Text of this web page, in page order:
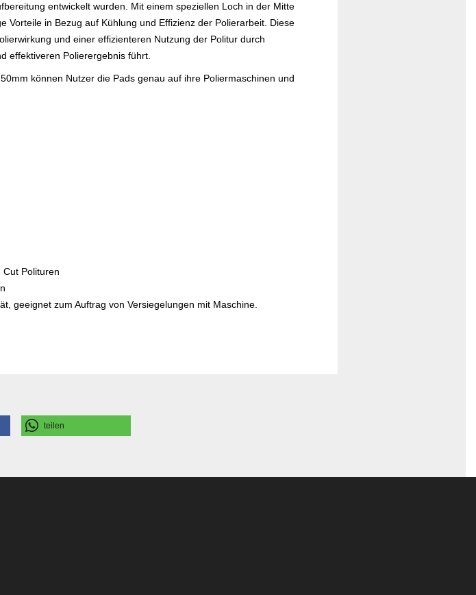
entwickelt wurden. Mit einem speziellen Loch in der Mitte
Vorteile in Bezug auf Kühlung und Effizienz der Polierarbeit. Diese
und einer effizienteren Nutzung der Politur durch
effektiveren Polierergebnis führt.
können Nutzer die Pads genau auf ihre Poliermaschinen und
Polituren
geeignet zum Auftrag von Versiegelungen mit Maschine.
teilen